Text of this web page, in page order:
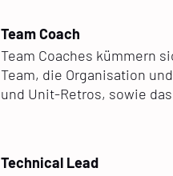
Team Coach
Team Coaches kümmern
Team, die Organisation
und Unit-Retros, sowie
Technical Lead